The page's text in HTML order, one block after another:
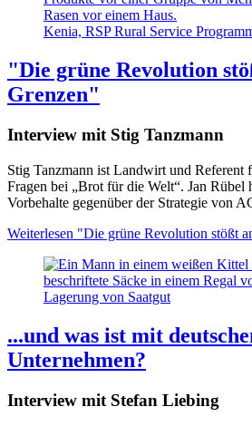
Kenia, RSP Rural Service
"Die grüne Revolution
Grenzen"
Interview mit Stig Tanzmann
Stig Tanzmann ist Landwirt und Referent
Fragen bei „Brot für die Welt“. Jan Rübel
Vorbehalte gegenüber der Strategie von
Weiterlesen "Die grüne Revolution stößt
Lagerung von Saatgut
...und was ist mit
Unternehmen?
Interview mit Stefan Liebing